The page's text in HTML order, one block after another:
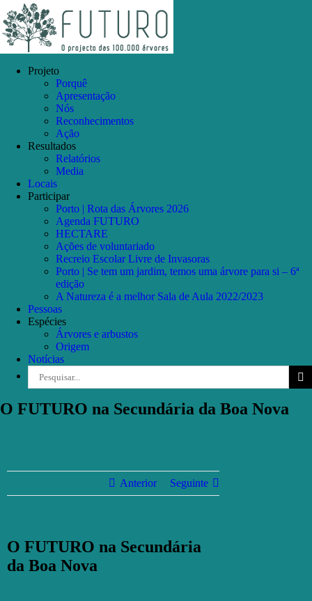
to
content
Facebook
Instagram
YouTube
Projeto
Porquê
Apresentação
Nós
Reconhecimentos
Ação
Resultados
Relatórios
Media
Locais
Participar
Porto | Rota das Árvores 2026
Agenda FUTURO
HECTARE
Ações de voluntariado
Recreio Escolar Livre de Invasoras
Porto | Se tem um jardim, temos uma árvore para si – 6ª
edição
A Natureza é a melhor Sala de Aula 2022/2023
Pessoas
Espécies
Árvores e arbustos
Origem
Notícias
O FUTURO na Secundária da Boa Nova
Anterior Seguinte
O FUTURO na Secundária
da Boa Nova